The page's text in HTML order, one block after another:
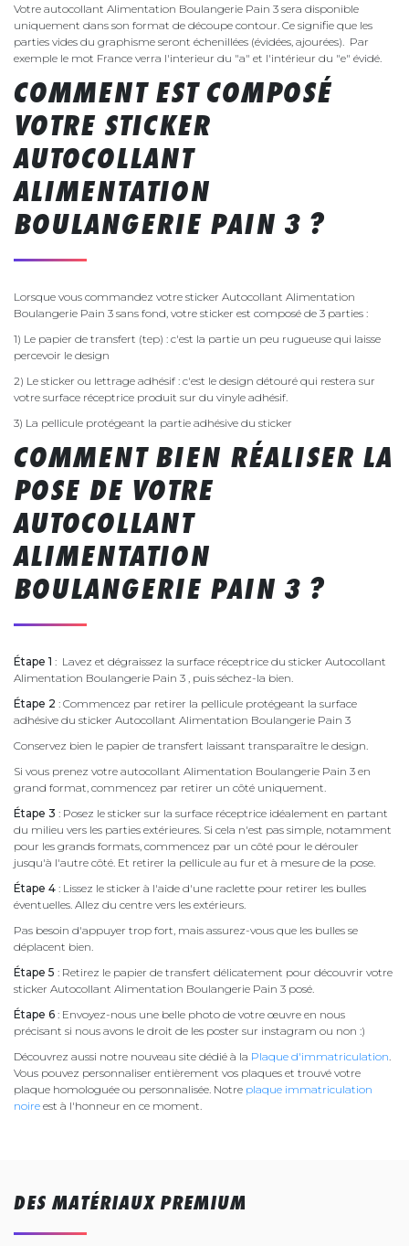
Votre autocollant Alimentation Boulangerie Pain 3 sera disponible
uniquement dans son format de découpe contour. Ce signifie que les
parties vides du graphisme seront échenillées (évidées, ajourées). Par
exemple le mot France verra l'interieur du "a" et l'intérieur du "e" évidé.
COMMENT EST COMPOSÉ
VOTRE STICKER
AUTOCOLLANT
ALIMENTATION
BOULANGERIE PAIN 3 ?
Lorsque vous commandez votre sticker Autocollant Alimentation
Boulangerie Pain 3 sans fond, votre sticker est composé de 3 parties :
1) Le papier de transfert (tep) : c'est la partie un peu rugueuse qui laisse
percevoir le design
2) Le sticker ou lettrage adhésif : c'est le design détouré qui restera sur
votre surface réceptrice produit sur du vinyle adhésif.
3) La pellicule protégeant la partie adhésive du sticker
COMMENT BIEN RÉALISER LA
POSE DE VOTRE
AUTOCOLLANT
ALIMENTATION
BOULANGERIE PAIN 3 ?
Étape 1 : Lavez et dégraissez la surface réceptrice du sticker Autocollant
Alimentation Boulangerie Pain 3 , puis séchez-la bien.
Étape 2 : Commencez par retirer la pellicule protégeant la surface
adhésive du sticker Autocollant Alimentation Boulangerie Pain 3
Conservez bien le papier de transfert laissant transparaître le design.
Si vous prenez votre autocollant Alimentation Boulangerie Pain 3 en
grand format, commencez par retirer un côté uniquement.
Étape 3 : Posez le sticker sur la surface réceptrice idéalement en partant
du milieu vers les parties extérieures. Si cela n'est pas simple, notamment
pour les grands formats, commencez par un côté pour le dérouler
jusqu'à l'autre côté. Et retirer la pellicule au fur et à mesure de la pose.
Étape 4 : Lissez le sticker à l'aide d'une raclette pour retirer les bulles
éventuelles. Allez du centre vers les extérieurs.
Pas besoin d'appuyer trop fort, mais assurez-vous que les bulles se
déplacent bien.
Étape 5 : Retirez le papier de transfert délicatement pour découvrir votre
sticker Autocollant Alimentation Boulangerie Pain 3 posé.
Étape 6 : Envoyez-nous une belle photo de votre œuvre en nous
précisant si nous avons le droit de les poster sur instagram ou non :)
Découvrez aussi notre nouveau site dédié à la Plaque d'immatriculation
Vous pouvez personnaliser entièrement vos plaques et trouvé votre
plaque homologuée ou personnalisée. Notre plaque immatriculation
noire est à l'honneur en ce moment.
DES MATÉRIAUX PREMIUM